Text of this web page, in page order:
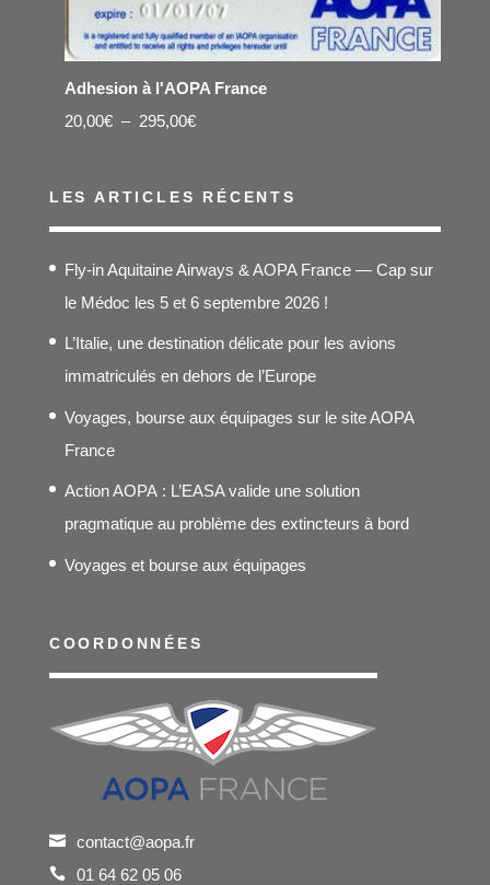
Adhesion à l'AOPA France
20,00€ – 295,00€Plage
prix :
295,00€
LES ARTICLES RÉCENTS
Fly-in Aquitaine Airways & AOPA France — Cap sur
le Médoc les 5 et 6 septembre 2026 !
L’Italie, une destination délicate pour les avions
immatriculés en dehors de l’Europe
Voyages, bourse aux équipages sur le site AOPA
France
Action AOPA : L’EASA valide une solution
pragmatique au problème des extincteurs à bord
Voyages et bourse aux équipages
COORDONNÉES
contact@aopa.fr
01 64 62 05 06